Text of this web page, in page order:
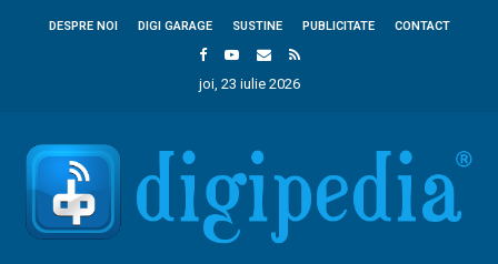
DESPRE NOI DIGI GARAGE SUSTINE PUBLICITATE CONTACT
joi, 23 iulie 2026